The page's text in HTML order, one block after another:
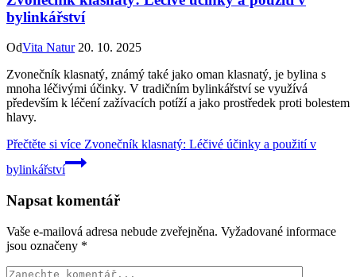
bylinkářství
OdVita Natur 20. 10. 2025
Zvonečník klasnatý, známý také jako oman klasnatý, je bylina s
mnoha léčivými účinky. V tradičním bylinkářství se využívá
především k léčení zažívacích potíží a jako prostředek proti bolestem
hlavy.
Přečtěte si více Zvonečník klasnatý: Léčivé účinky a použití v
bylinkářství
Napsat komentář
Vaše e-mailová adresa nebude zveřejněna. Vyžadované informace
jsou označeny *